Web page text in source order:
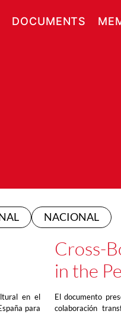
DOCUMENTS
NACIONAL
en el
para
Cross-
in the
El documento
colaboración